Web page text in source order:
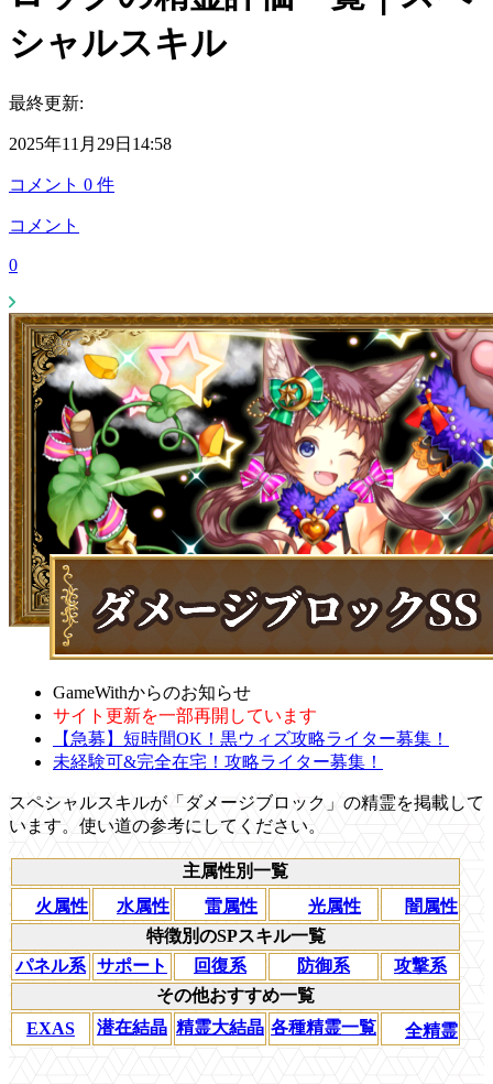
シャルスキル
最終更新:
2025年11月29日14:58
コメント 0 件
コメント
0
GameWithからのお知らせ
サイト更新を一部再開しています
【急募】短時間OK！黒ウィズ攻略ライター募集！
未経験可&完全在宅！攻略ライター募集！
スペシャルスキルが「ダメージブロック」の精霊を掲載して
います。使い道の参考にしてください。
主属性別一覧
火属性
水属性 雷属性 光属性
闇属性
特徴別のSPスキル一覧
パネル系 サポート 回復系 防御系
攻撃系
その他おすすめ一覧
EXAS
潜在結晶 精霊大結晶 各種精霊一覧 全精霊